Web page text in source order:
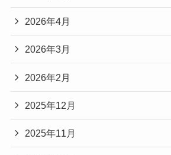
2026年4月
2026年3月
2026年2月
2025年12月
2025年11月